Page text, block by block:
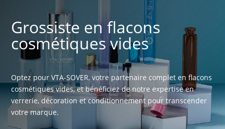
Grossiste en flacons
cosmétiques vides
Optez pour VTA-SOVER, votre partenaire complet en flacons
cosmétiques vides, et bénéficiez de notre expertise en
verrerie, décoration et conditionnement pour transcender
votre marque.